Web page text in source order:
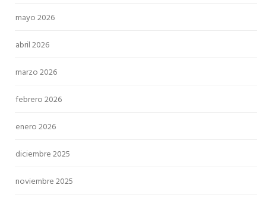
mayo 2026
abril 2026
marzo 2026
febrero 2026
enero 2026
diciembre 2025
noviembre 2025